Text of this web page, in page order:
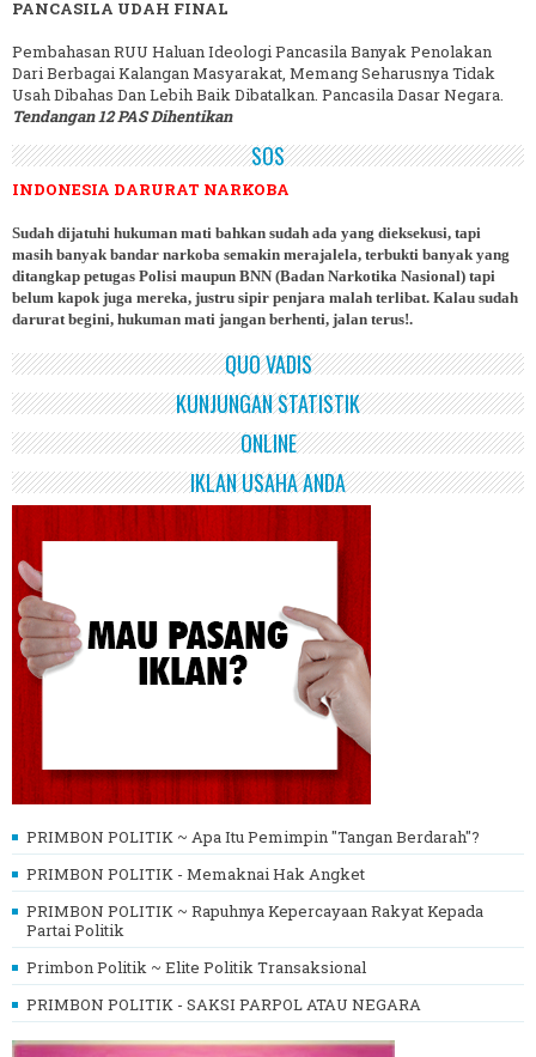
PANCASILA UDAH FINAL
Pembahasan RUU Haluan Ideologi Pancasila Banyak Penolakan
Dari Berbagai Kalangan Masyarakat, Memang Seharusnya Tidak
Usah Dibahas Dan Lebih Baik Dibatalkan. Pancasila Dasar Negara.
Tendangan 12 PAS Dihentikan
SOS
INDONESIA DARURAT NARKOBA
Sudah dijatuhi hukuman mati bahkan sudah ada yang dieksekusi, tapi
masih banyak bandar narkoba semakin merajalela, terbukti banyak yang
ditangkap petugas Polisi maupun BNN (Badan Narkotika Nasional) tapi
belum kapok juga mereka, justru sipir penjara malah terlibat. Kalau sudah
darurat begini, hukuman mati jangan berhenti, jalan terus!.
QUO VADIS
KUNJUNGAN STATISTIK
ONLINE
IKLAN USAHA ANDA
PRIMBON POLITIK ~ Apa Itu Pemimpin "Tangan Berdarah"?
PRIMBON POLITIK - Memaknai Hak Angket
PRIMBON POLITIK ~ Rapuhnya Kepercayaan Rakyat Kepada
Partai Politik
Primbon Politik ~ Elite Politik Transaksional
PRIMBON POLITIK - SAKSI PARPOL ATAU NEGARA